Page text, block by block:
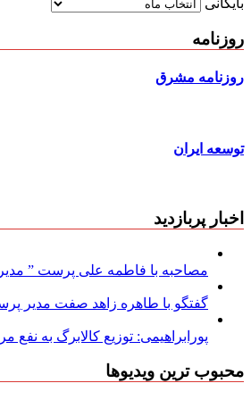
بایگانی
روزنامه
روزنامه مشرق
توسعه ایران
اخبار پربازدید
مصاحبه با فاطمه علی پرست ”
گفتگو با طاهره زاهد صفت مدیر
پورابراهیمی: توزیع کالابرگ به نفع
محبوب ترین ویدیوها